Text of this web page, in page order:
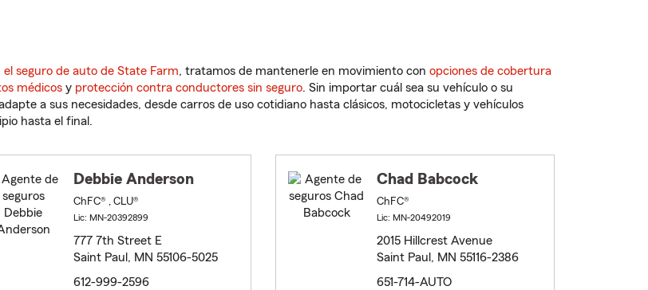
el seguro de auto de State Farm, tratamos de mantenerle en movimiento con opciones de cobertura
médicos y protección contra conductores sin seguro. Sin importar cuál sea su vehículo o su
a sus necesidades, desde carros de uso cotidiano hasta clásicos, motocicletas y vehículos
hasta el final.
Debbie Anderson
ChFC® , CLU®
Lic: MN-20392899
777 7th Street E
Saint Paul, MN 55106-5025
612-999-2596
Chad Babcock
ChFC®
Lic: MN-20492019
2015 Hillcrest Avenue
Saint Paul, MN 55116-2386
651-714-AUTO